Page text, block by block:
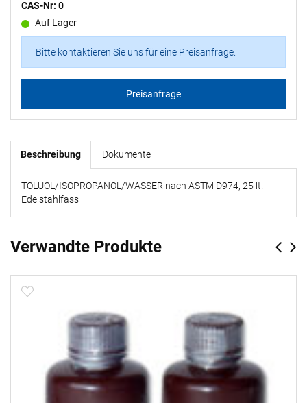
CAS-Nr: 0
Auf Lager
Bitte kontaktieren Sie uns für eine Preisanfrage.
Preisanfrage
Beschreibung Dokumente
TOLUOL/ISOPROPANOL/WASSER nach ASTM D974, 25 lt.
Edelstahlfass
Verwandte Produkte